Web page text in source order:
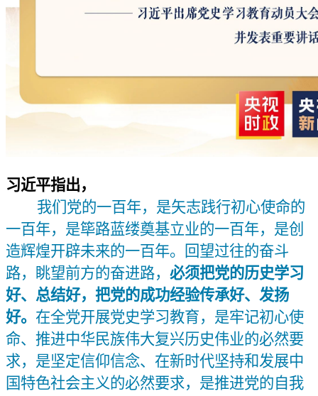
习近平指出，
我们党的一百年，是矢志践行初心使命的
一百年，是筚路蓝缕奠基立业的一百年，是创
造辉煌开辟未来的一百年。回望过往的奋斗
路，眺望前方的奋进路， 必须把党的历史学习
好、总结好，把党的成功经验传承好、发扬
好。 在全党开展党史学习教育，是牢记初心使
命、推进中华民族伟大复兴历史伟业的必然要
求，是坚定信仰信念、在新时代坚持和发展中
国特色社会主义的必然要求，是推进党的自我